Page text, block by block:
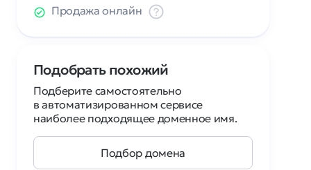
Продажа онлайн
Подобрать похожий
Подберите самостоятельно
в автоматизированном сервисе
наиболее подходящее доменное имя.
Подбор домена